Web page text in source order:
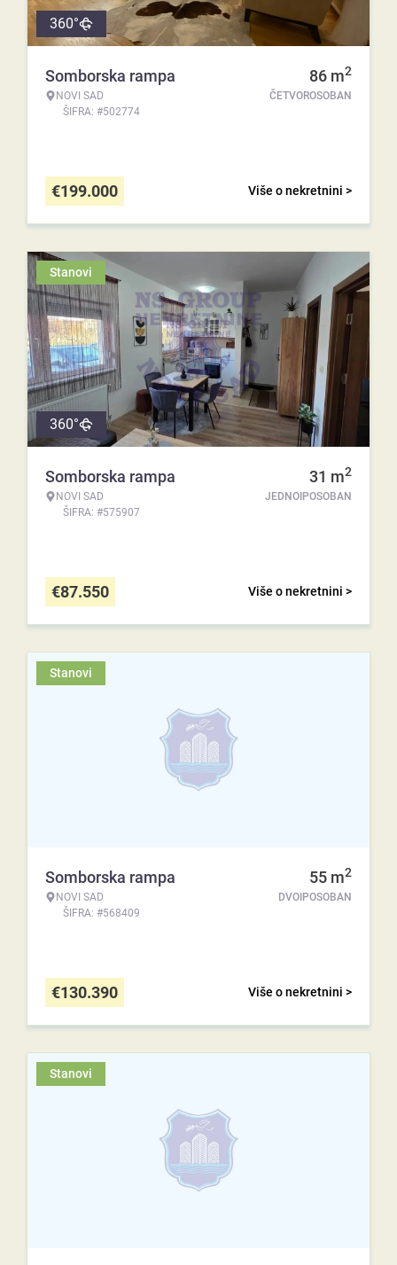
360°
Somborska rampa
NOVI SAD
ŠIFRA: #502774
86 m2
ČETVOROSOBAN
Više o nekretnini >
€199.000
Stanovi
360°
Somborska rampa
NOVI SAD
ŠIFRA: #575907
31 m2
JEDNOIPOSOBAN
Više o nekretnini >
€87.550
Stanovi
Somborska rampa
NOVI SAD
ŠIFRA: #568409
55 m2
DVOIPOSOBAN
Više o nekretnini >
€130.390
Stanovi